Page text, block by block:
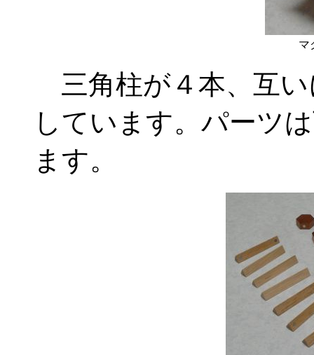
マ
三角柱が４本、互
しています。パーツ
ます。